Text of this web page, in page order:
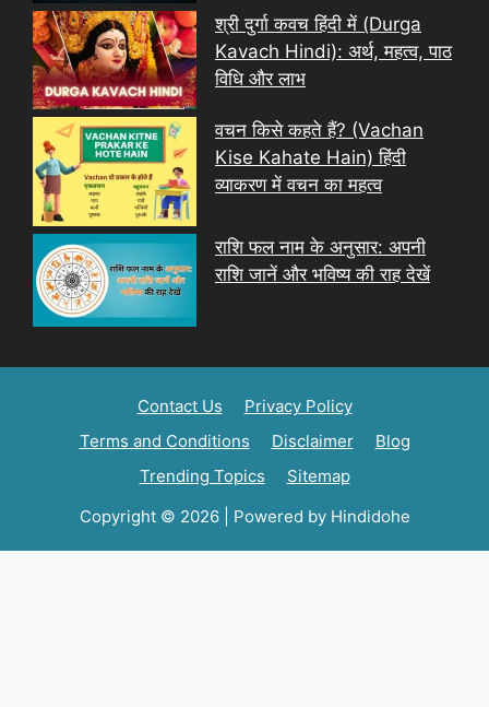
श्री दुर्गा कवच हिंदी में (Durga
Kavach Hindi): अर्थ, महत्व, पाठ
विधि और लाभ
वचन किसे कहते हैं? (Vachan
Kise Kahate Hain) हिंदी
व्याकरण में वचन का महत्व
राशि फल नाम के अनुसार: अपनी
राशि जानें और भविष्य की राह देखें
Contact Us
Privacy Policy
Terms and Conditions
Disclaimer
Blog
Trending Topics
Sitemap
Copyright © 2026 | Powered by Hindidohe